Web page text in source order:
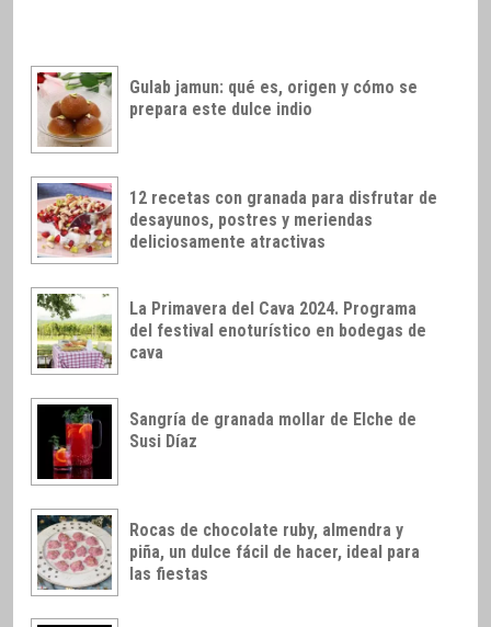
Gulab jamun: qué es, origen y cómo se
prepara este dulce indio
12 recetas con granada para disfrutar de
desayunos, postres y meriendas
deliciosamente atractivas
La Primavera del Cava 2024. Programa
del festival enoturístico en bodegas de
cava
Sangría de granada mollar de Elche de
Susi Díaz
Rocas de chocolate ruby, almendra y
piña, un dulce fácil de hacer, ideal para
las fiestas